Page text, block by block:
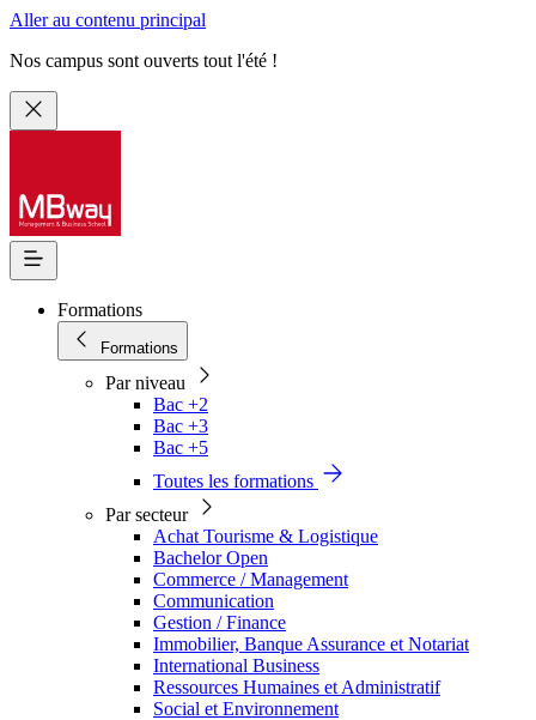
Aller au contenu principal
Nos campus sont ouverts tout l'été !
Formations
Formations
Par niveau
Bac +2
Bac +3
Bac +5
Toutes les formations
Par secteur
Achat Tourisme & Logistique
Bachelor Open
Commerce / Management
Communication
Gestion / Finance
Immobilier, Banque Assurance et Notariat
International Business
Ressources Humaines et Administratif
Social et Environnement